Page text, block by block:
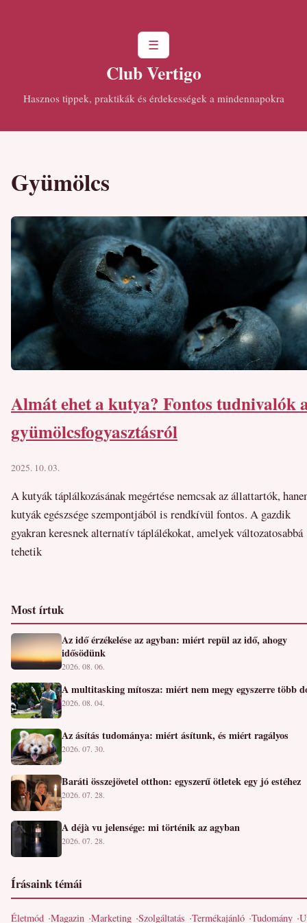
☰
Club Vertigo
Hasznos tippek, praktikák és érdekességek a mindennapokra
Gyümölcs
Almát ehet a kutya? Fontos tudnivalók
gyümölcsfogyasztásról
2025. 10. 03.
A kutyák táplálkozásának megértése nemcsak az állattartók,
kutyák egészsége szempontjából is rendkívül fontos. A gazdik
gyakran keresnek alternatív táplálékokat, amelyek változatosabbá
tehetik
Most írtuk
Az idő érzékelése az agyban: miért repül az idő, ahogy
idősödünk
2026. 08. 06.
A multitasking mítosza: miért nem megy egyszerre több
2026. 08. 04.
Az ásítás tudománya: miért ásítunk, és miért ragályos
2026. 07. 30.
Baráti összejövetel otthon: egyszerű ötletek egy jó estéhez
2026. 07. 28.
A déjà vu jelensége: mi történik az agyban
2026. 07. 28.
Írásaink témái
Életmód Magazin Marketing Szolgáltatás Termékajánló Tudomány